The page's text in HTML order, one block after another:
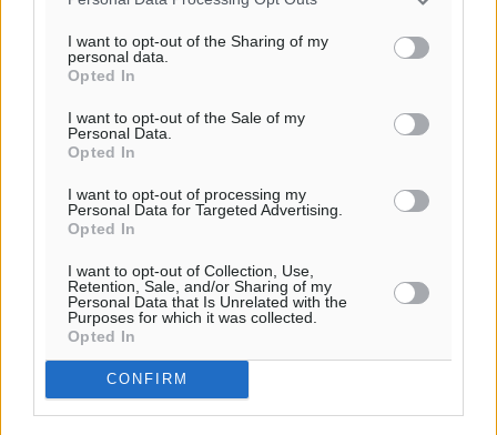
I want to opt-out of the Sharing of my
personal data.
Opted In
I want to opt-out of the Sale of my
Personal Data.
Opted In
I want to opt-out of processing my
Personal Data for Targeted Advertising.
Opted In
I want to opt-out of Collection, Use,
Retention, Sale, and/or Sharing of my
Personal Data that Is Unrelated with the
Purposes for which it was collected.
Opted In
CONFIRM